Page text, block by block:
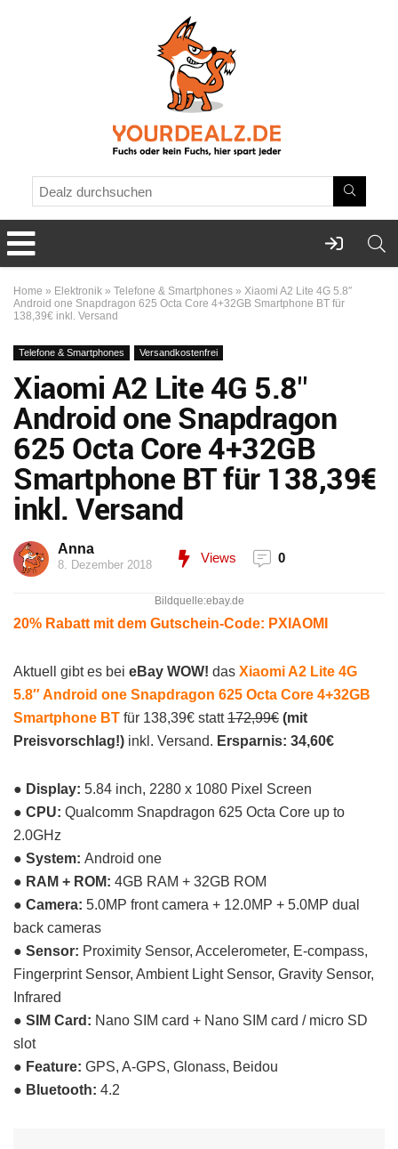
Home » Elektronik » Telefone & Smartphones » Xiaomi A2 Lite 4G 5.8″
Android one Snapdragon 625 Octa Core 4+32GB Smartphone BT für
138,39€ inkl. Versand
Telefone & Smartphones Versandkostenfrei
Xiaomi A2 Lite 4G 5.8″
Android one Snapdragon
625 Octa Core 4+32GB
Smartphone BT für 138,39€
inkl. Versand
Anna
8. Dezember 2018 Views 0
Bildquelle:ebay.de
20% Rabatt mit dem Gutschein-Code: PXIAOMI
Aktuell gibt es bei eBay WOW! das Xiaomi A2 Lite 4G
5.8″ Android one Snapdragon 625 Octa Core 4+32GB
Smartphone BT für 138,39€ statt172,99€ (mit
Preisvorschlag!) inkl. Versand. Ersparnis: 34,60€
● Display: 5.84 inch, 2280 x 1080 Pixel Screen
● CPU: Qualcomm Snapdragon 625 Octa Core up to
2.0GHz
● System: Android one
● RAM + ROM: 4GB RAM + 32GB ROM
● Camera: 5.0MP front camera + 12.0MP + 5.0MP dual
back cameras
● Sensor: Proximity Sensor, Accelerometer, E-compass,
Fingerprint Sensor, Ambient Light Sensor, Gravity Sensor,
Infrared
● SIM Card: Nano SIM card + Nano SIM card / micro SD
slot
● Feature: GPS, A-GPS, Glonass, Beidou
● Bluetooth: 4.2